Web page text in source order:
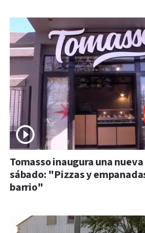
Tomasso inaugura una
sábado: "Pizzas y
barrio"